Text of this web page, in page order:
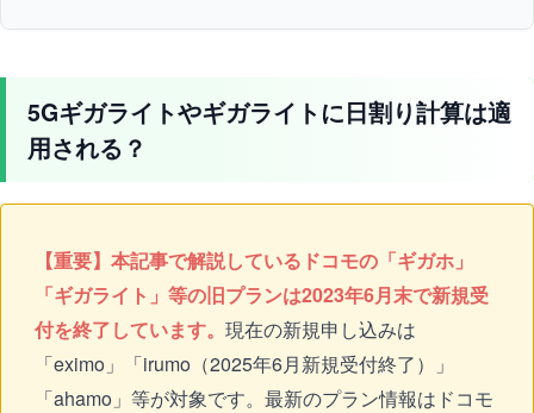
5Gギガライトやギガライトに日割り計算は適
用される？
【重要】本記事で解説しているドコモの「ギガホ」
「ギガライト」等の旧プランは2023年6月末で新規受
付を終了しています。 現在の新規申し込みは
「eximo」「irumo（2025年6月新規受付終了）」
「ahamo」等が対象です。最新のプラン情報はドコモ